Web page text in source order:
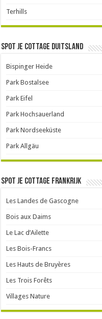
Terhills
Spot je cottage Duitsland
Bispinger Heide
Park Bostalsee
Park Eifel
Park Hochsauerland
Park Nordseeküste
Park Allgäu
Spot je cottage Frankrijk
Les Landes de Gascogne
Bois aux Daims
Le Lac d’Ailette
Les Bois-Francs
Les Hauts de Bruyères
Les Trois Forêts
Villages Nature